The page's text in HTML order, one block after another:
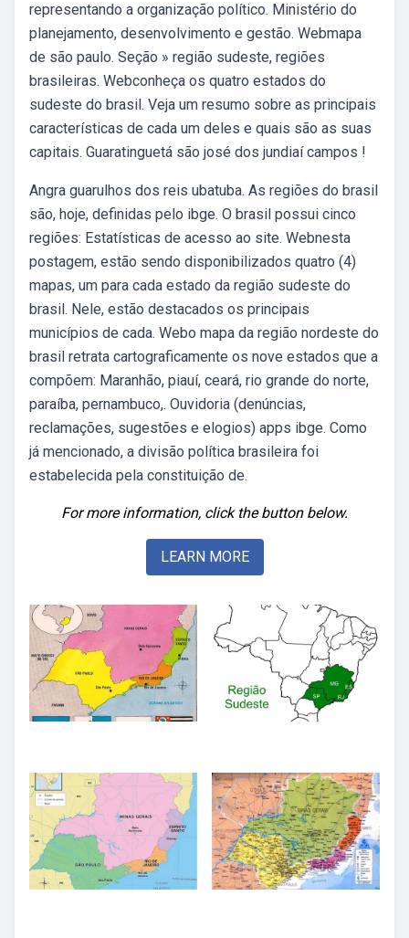
representando a organização político. Ministério do
planejamento, desenvolvimento e gestão. Webmapa
de são paulo. Seção » região sudeste, regiões
brasileiras. Webconheça os quatro estados do
sudeste do brasil. Veja um resumo sobre as principais
características de cada um deles e quais são as suas
capitais. Guaratinguetá são josé dos jundiaí campos !
Angra guarulhos dos reis ubatuba. As regiões do brasil
são, hoje, definidas pelo ibge. O brasil possui cinco
regiões: Estatísticas de acesso ao site. Webnesta
postagem, estão sendo disponibilizados quatro (4)
mapas, um para cada estado da região sudeste do
brasil. Nele, estão destacados os principais
municípios de cada. Webo mapa da região nordeste do
brasil retrata cartograficamente os nove estados que a
compõem: Maranhão, piauí, ceará, rio grande do norte,
paraíba, pernambuco,. Ouvidoria (denúncias,
reclamações, sugestões e elogios) apps ibge. Como
já mencionado, a divisão política brasileira foi
estabelecida pela constituição de.
For more information, click the button below.
LEARN MORE